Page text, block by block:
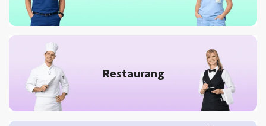
Restaurang